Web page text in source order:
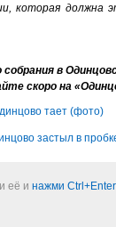
которая должна
собрания в
скоро на
тает (фото)
застыл в
её и нажми Ctrl+Enter